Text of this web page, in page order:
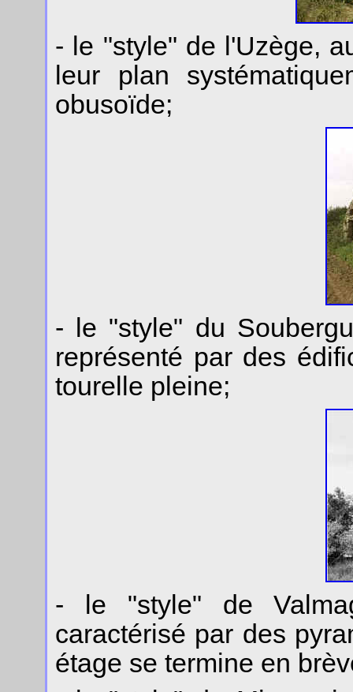
- le "style" de l'Uzège,
leur plan
obusoïde;
- le "style" du
représenté par des
tourelle pleine;
- le "style" de
caractérisé par des
étage se termine en